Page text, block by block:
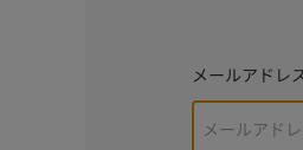
メールアドレ